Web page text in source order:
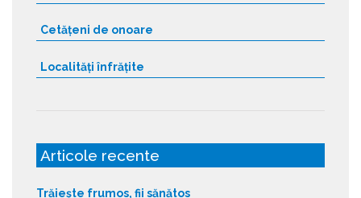
Cetățeni de onoare
Localități înfrățite
Articole recente
Trăiește frumos, fii sănătos